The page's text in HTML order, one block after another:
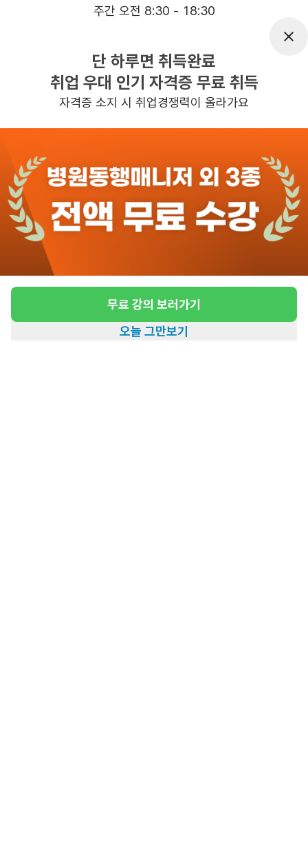
주간 오전 8:30 - 18:30
-휴게 10:00-10:30, 12:30-13:30. 1
, 주 5일 근무, 평균근무시간 : 40
관심 일자리정보 더보기
2일전등록
도보 15분 ~ 20분 예상
[부천시 폭스밸리빌] 5등급 어르신 재가 요양보
호사 채용
급여
시급 10,320원
방문요양
남성 · 5등급
단 하루면 취득완료
취업 우대 인기 자격증 무료 취득
자격증 소지 시 취업경쟁력이 올라가요
무료 강의 보러가기
오늘 그만보기